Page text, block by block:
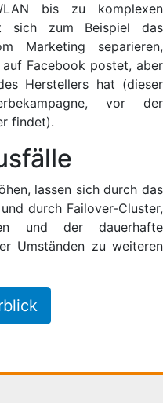
bis zu komplexen
sich zum Beispiel das
Marketing separieren,
Facebook postet, aber
Herstellers hat (dieser
vor der
findet).
lassen sich durch das
durch Failover-Cluster,
und der dauerhafte
Umständen zu weiteren